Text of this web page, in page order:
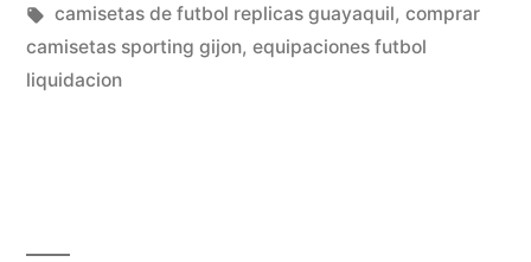
en
Etiquetas:
camisetas de futbol replicas guayaquil, comprar
camisetas sporting gijon, equipaciones futbol
liquidacion